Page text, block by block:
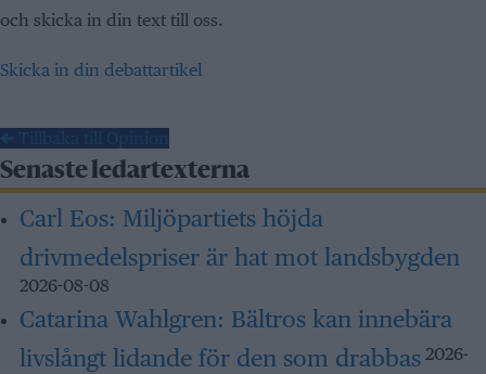
och skicka in din text till oss.
Skicka in din debattartikel
Senaste ledartexterna
Carl Eos: Miljöpartiets höjda
drivmedelspriser är hat mot landsbygden
2026-08-08
Catarina Wahlgren: Bältros kan innebära
livslångt lidande för den som drabbas 2026-